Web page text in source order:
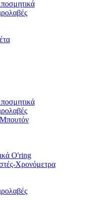
O'ring
Χρονόμετρα